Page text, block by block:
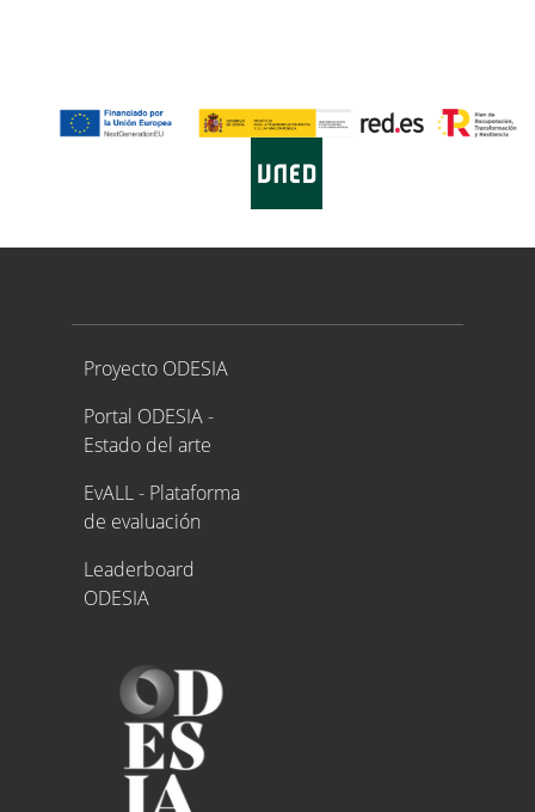
Proyecto ODESIA
Proyecto ODESIA
Portal ODESIA -
Estado del arte
EvALL - Plataforma
de evaluación
Leaderboard
ODESIA